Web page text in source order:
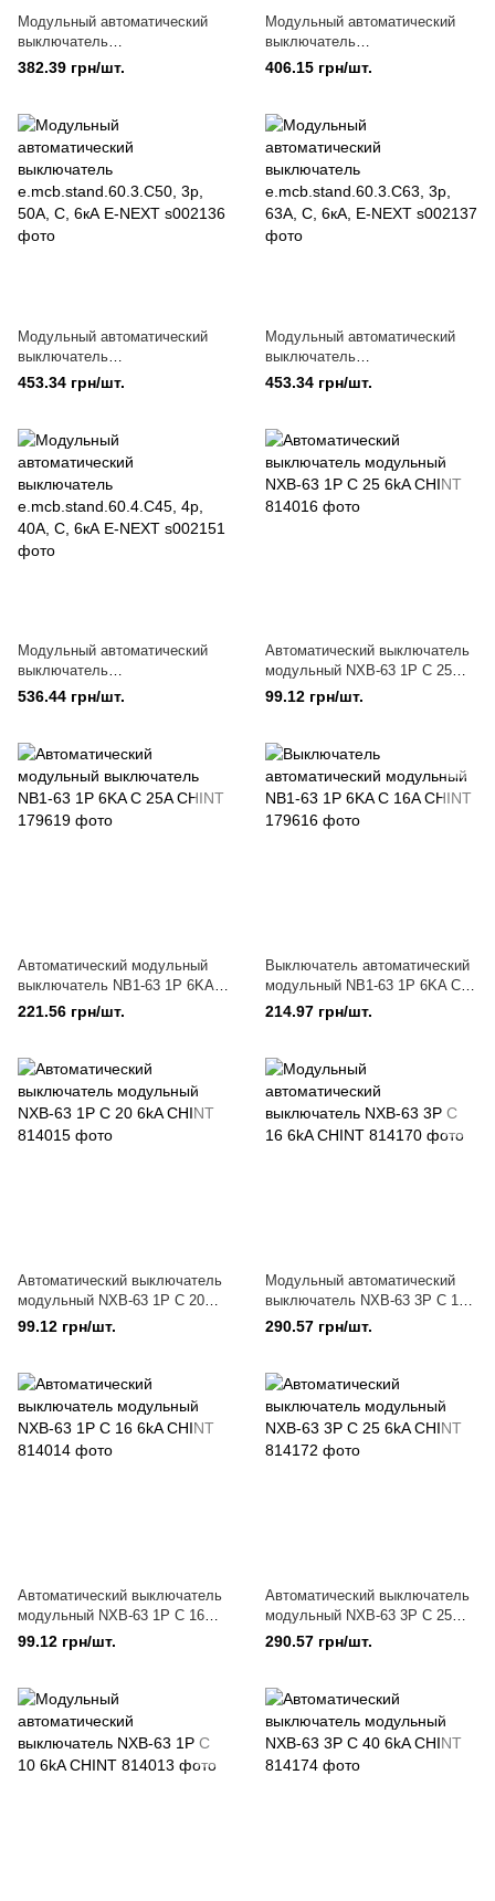
Модульный автоматический
выключатель
e.mcb.stand.60.3.C32, 3р, 32А,
C, 6кА E-NEXT
382.39 грн/шт.
Модульный автоматический
выключатель
e.mcb.stand.60.3.C40, 3р, 40А,
C, 6кА E-NEXT
406.15 грн/шт.
Модульный автоматический
выключатель
e.mcb.stand.60.3.C50, 3р, 50А,
C, 6кА E-NEXT
453.34 грн/шт.
Модульный автоматический
выключатель
e.mcb.stand.60.3.C63, 3р, 63А,
C, 6кА, E-NEXT
453.34 грн/шт.
Модульный автоматический
выключатель
e.mcb.stand.60.4.C45, 4р, 40А,
C, 6кА E-NEXT
536.44 грн/шт.
Автоматический выключатель
модульный NXB-63 1P C 25
6kA CHINT
99.12 грн/шт.
Автоматический модульный
выключатель NB1-63 1P 6KA C
25A CHINT
221.56 грн/шт.
Выключатель автоматический
модульный NB1-63 1P 6KA C
16A CHINT
214.97 грн/шт.
Автоматический выключатель
модульный NXB-63 1P C 20
6kA CHINT
99.12 грн/шт.
Модульный автоматический
выключатель NXB-63 3P C 16
6kA CHINT
290.57 грн/шт.
Автоматический выключатель
модульный NXB-63 1P C 16
6kA CHINT
99.12 грн/шт.
Автоматический выключатель
модульный NXB-63 3P C 25
6kA CHINT
290.57 грн/шт.